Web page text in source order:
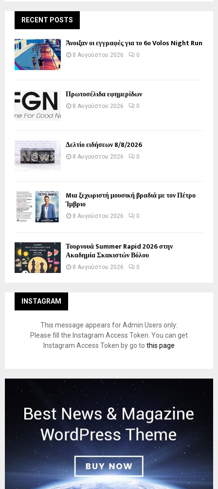
RECENT POSTS
Άνοιξαν οι εγγραφές για το 6ο Volos Night Run
8 Αυγούστου 2026 0
Πρωτοσέλιδα εφημερίδων
8 Αυγούστου 2026 0
Δελτίο ειδήσεων 8/8/2026
8 Αυγούστου 2026 0
Mια ξεχωριστή μουσική βραδιά με τον Πέτρο
Ίμβριο
8 Αυγούστου 2026 0
Τουρνουά Summer Rapid 2026 στην
Ακαδημία Σκακιστών Βόλου
8 Αυγούστου 2026 0
INSTAGRAM
This message appears for Admin Users only:
Please fill the Instagram Access Token. You can get
Instagram Access Token by go to this page